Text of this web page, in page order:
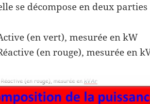
se décompose en deux parties
(en vert), mesurée en kW
(en rouge), mesurée en